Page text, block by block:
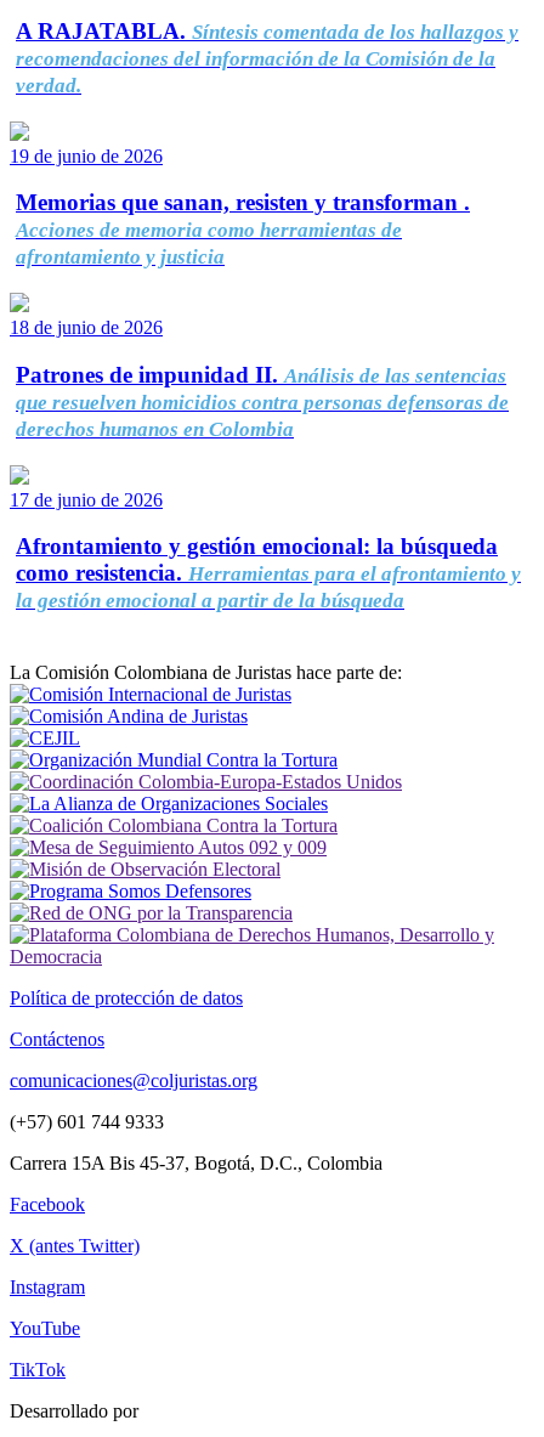
A RAJATABLA. Síntesis comentada de los hallazgos y
recomendaciones del información de la Comisión de la
verdad.
19 de junio de 2026
Memorias que sanan, resisten y transforman .
Acciones de memoria como herramientas de
afrontamiento y justicia
18 de junio de 2026
Patrones de impunidad II. Análisis de las sentencias
que resuelven homicidios contra personas defensoras de
derechos humanos en Colombia
17 de junio de 2026
Afrontamiento y gestión emocional: la búsqueda
como resistencia. Herramientas para el afrontamiento y
la gestión emocional a partir de la búsqueda
La Comisión Colombiana de Juristas hace parte de:
Política de protección de datos
Contáctenos
comunicaciones@coljuristas.org
(+57) 601 744 9333
Carrera 15A Bis 45-37, Bogotá, D.C., Colombia
Facebook
X (antes Twitter)
Instagram
YouTube
TikTok
Desarrollado por